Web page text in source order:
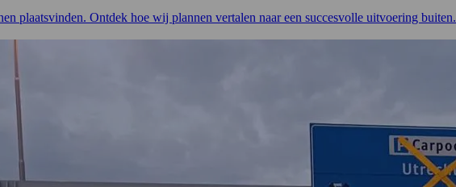
plaatsvinden. Ontdek hoe wij plannen vertalen naar een succesvolle uitvoering buiten.